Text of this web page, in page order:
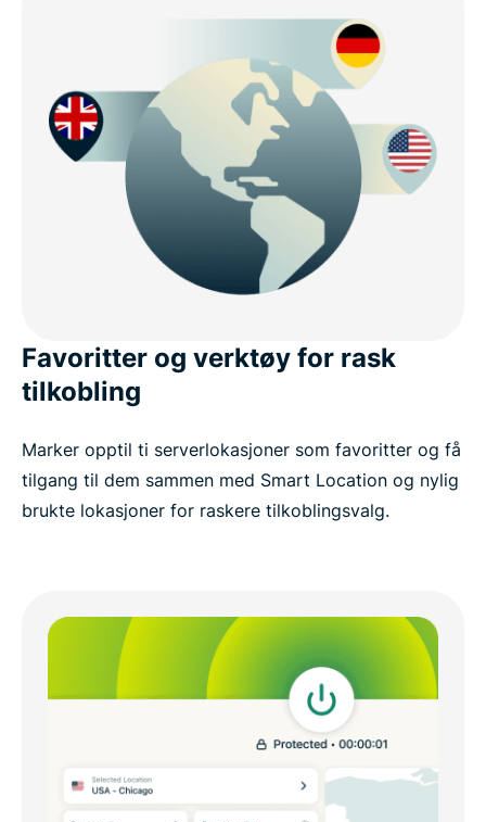
Favoritter og verktøy for rask
tilkobling
Marker opptil ti serverlokasjoner som favoritter og få
tilgang til dem sammen med Smart Location og nylig
brukte lokasjoner for raskere tilkoblingsvalg.